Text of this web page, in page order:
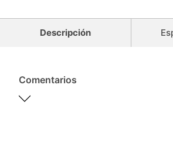
Descripción
Comentarios